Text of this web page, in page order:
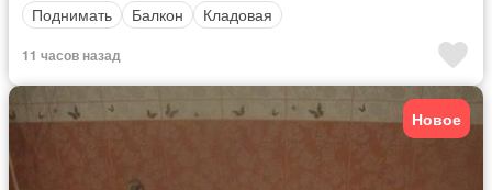
Поднимать
Балкон Кладовая
11 часов назад
Новое